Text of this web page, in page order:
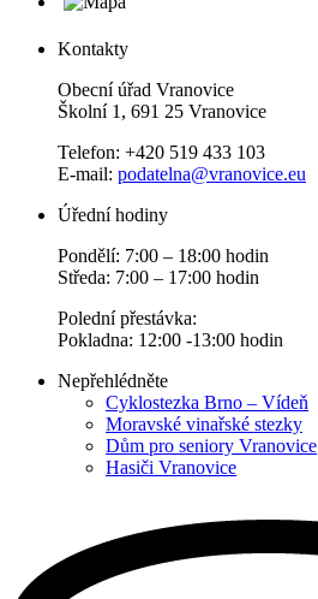
Kontakty
Obecní úřad Vranovice
Školní 1, 691 25 Vranovice
Telefon: +420 519 433 103
E-mail: podatelna@vranovice.eu
Úřední hodiny
Pondělí: 7:00 – 18:00 hodin
Středa: 7:00 – 17:00 hodin
Polední přestávka:
Pokladna: 12:00 -13:00 hodin
Nepřehlédněte
Cyklostezka Brno – Vídeň
Moravské vinařské stezky
Dům pro seniory Vranovice
Hasiči Vranovice